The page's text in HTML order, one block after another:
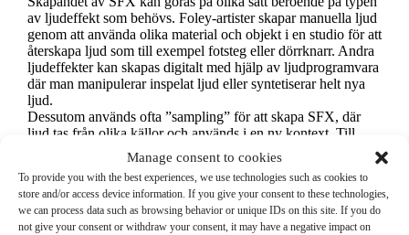
Manage consent to cookies
To provide you with the best experiences, we use technologies such as cookies to
store and/or access device information. If you give your consent to these technologies,
we can process data such as browsing behavior or unique IDs on this site. If you do
not give your consent or withdraw your consent, it may have a negative impact on
av ljudeffekt som behövs. Foley-artister skapar manuella ljud
genom att använda olika material och objekt i en studio för att
återskapa ljud som till exempel fotsteg eller dörrknarr. Andra
ljudeffekter kan skapas digitalt med hjälp av ljudprogramvara
där man manipulerar inspelat ljud eller syntetiserar helt nya
ljud.
Dessutom används ofta ”sampling” för att skapa SFX, där
ljud tas från olika källor och används i en ny kontext. Till
exempel kan en inspelning av en bok som slås ihop användas
som en ljudeffekt för något helt annat, som ett vapenskott i en
film.
Teknik och programvara för